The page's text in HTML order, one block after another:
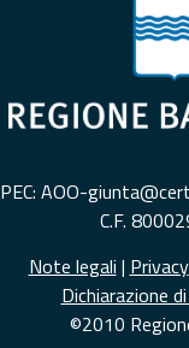
PEC: AOO-
C.F.
Note legali | Privacy
Dichiarazione
©2010